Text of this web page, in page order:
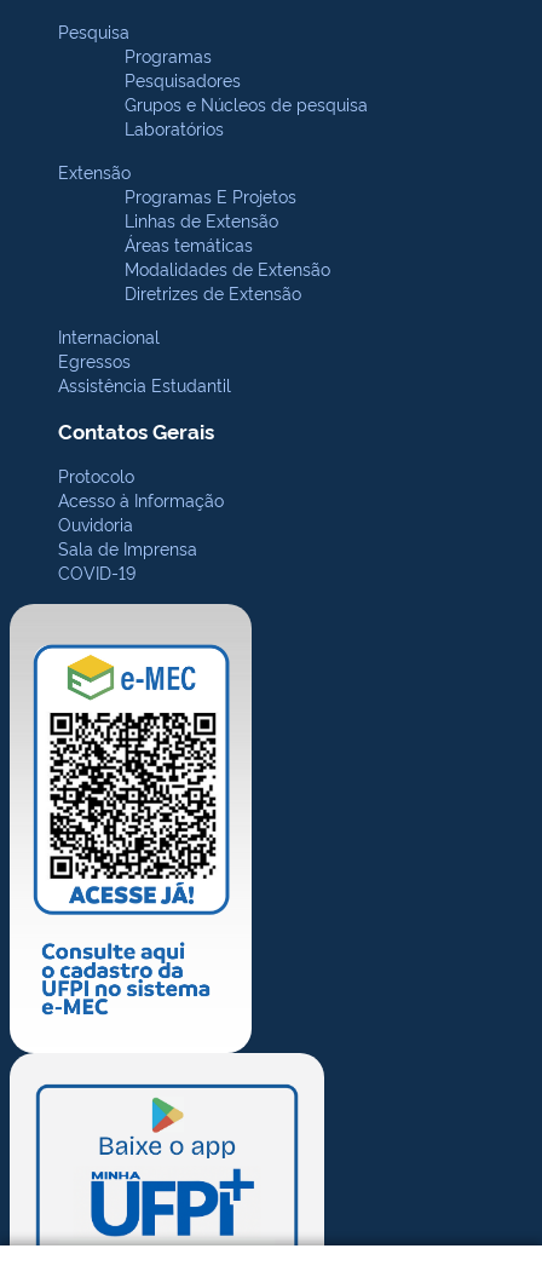
Pesquisa
Programas
Pesquisadores
Grupos e Núcleos de pesquisa
Laboratórios
Extensão
Programas E Projetos
Linhas de Extensão
Áreas temáticas
Modalidades de Extensão
Diretrizes de Extensão
Internacional
Egressos
Assistência Estudantil
Contatos Gerais
Protocolo
Acesso à Informação
Ouvidoria
Sala de Imprensa
COVID-19